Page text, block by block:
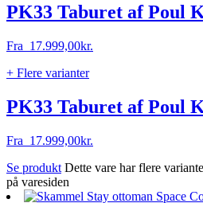
PK33 Taburet af Poul
Fra 17.999,00kr.
+ Flere varianter
PK33 Taburet af Poul
Fra 17.999,00kr.
Se produkt Dette vare har flere
på varesiden